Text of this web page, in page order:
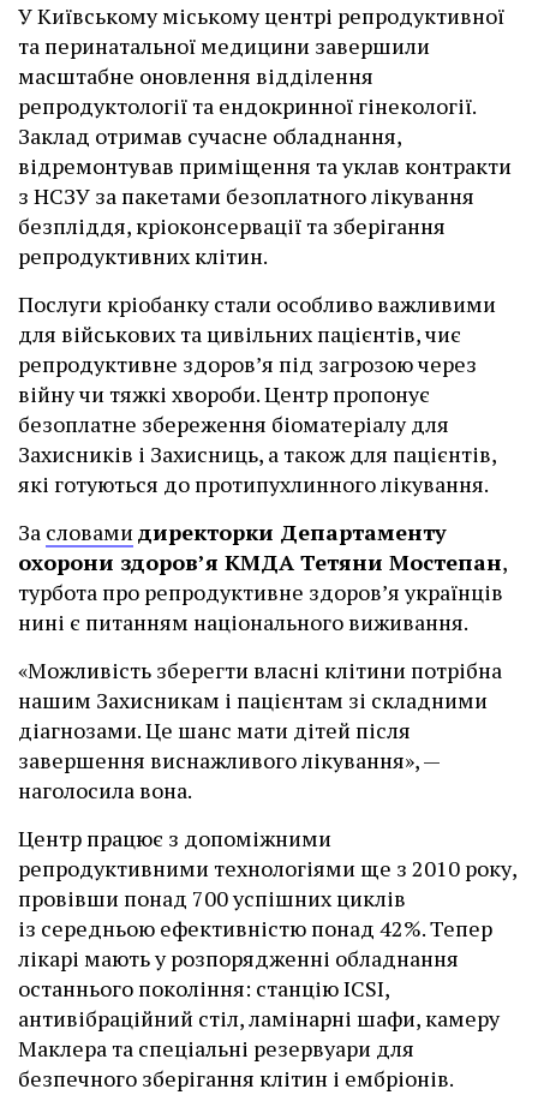
У Київському міському центрі репродуктивної
та перинатальної медицини завершили
масштабне оновлення відділення
репродуктології та ендокринної гінекології.
Заклад отримав сучасне обладнання,
відремонтував приміщення та уклав контракти
з НСЗУ за пакетами безоплатного лікування
безпліддя, кріоконсервації та зберігання
репродуктивних клітин.
Послуги кріобанку стали особливо важливими
для військових та цивільних пацієнтів, чиє
репродуктивне здоров’я під загрозою через
війну чи тяжкі хвороби. Центр пропонує
безоплатне збереження біоматеріалу для
Захисників і Захисниць, а також для пацієнтів,
які готуються до протипухлинного лікування.
За словамидиректорки Департаменту
охорони здоров’я КМДА Тетяни Мостепан,
турбота про репродуктивне здоров’я українців
нині є питанням національного виживання.
«Можливість зберегти власні клітини потрібна
нашим Захисникам і пацієнтам зі складними
діагнозами. Це шанс мати дітей після
завершення виснажливого лікування», —
наголосила вона.
Центр працює з допоміжними
репродуктивними технологіями ще з 2010 року,
провівши понад 700 успішних циклів
із середньою ефективністю понад 42%. Тепер
лікарі мають у розпорядженні обладнання
останнього покоління: станцію ІCSI,
антивібраційний стіл, ламінарні шафи, камеру
Маклера та спеціальні резервуари для
безпечного зберігання клітин і ембріонів.